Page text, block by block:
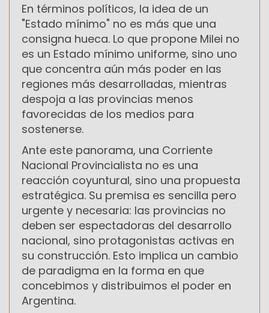
En términos políticos, la idea de un
"Estado mínimo" no es más que una
consigna hueca. Lo que propone Milei no
es un Estado mínimo uniforme, sino uno
que concentra aún más poder en las
regiones más desarrolladas, mientras
despoja a las provincias menos
favorecidas de los medios para
sostenerse.
Ante este panorama, una Corriente
Nacional Provincialista no es una
reacción coyuntural, sino una propuesta
estratégica. Su premisa es sencilla pero
urgente y necesaria: las provincias no
deben ser espectadoras del desarrollo
nacional, sino protagonistas activas en
su construcción. Esto implica un cambio
de paradigma en la forma en que
concebimos y distribuimos el poder en
Argentina.